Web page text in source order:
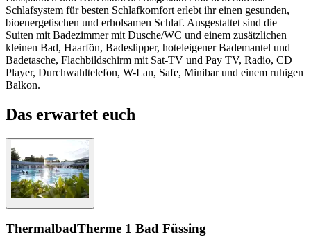
Schlafsystem für besten Schlafkomfort erlebt ihr einen gesunden,
bioenergetischen und erholsamen Schlaf. Ausgestattet sind die
Suiten mit Badezimmer mit Dusche/WC und einem zusätzlichen
kleinen Bad, Haarfön, Badeslipper, hoteleigener Bademantel und
Badetasche, Flachbildschirm mit Sat-TV und Pay TV, Radio, CD
Player, Durchwahltelefon, W-Lan, Safe, Minibar und einem ruhigen
Balkon.
Das erwartet euch
ThermalbadTherme 1 Bad Füssing